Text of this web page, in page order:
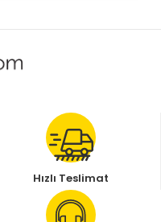
Hızlı Teslimat